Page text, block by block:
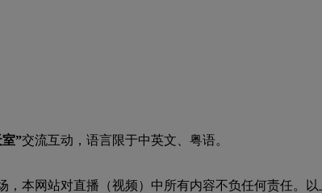
”交流互动，语言限于中英文、粤语。
，本网站对直播（视频）中所有内容不负任何责任。